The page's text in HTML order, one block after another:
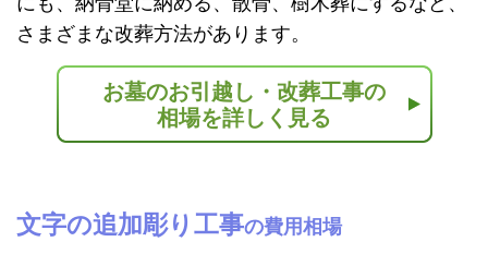
さまざまな改葬方法があります。
お墓のお引越し・改葬工事の
相場を詳しく見る
文字の追加彫り工事の費用相場